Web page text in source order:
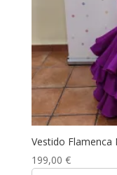
Vestido Flamenca
199,00 €